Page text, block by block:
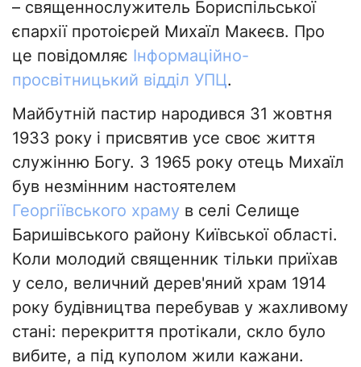
– священнослужитель Бориспільської
єпархії протоієрей Михаїл Макеєв. Про
це повідомляє Інформаційно-
просвітницький відділ УПЦ.
Майбутній пастир народився 31 жовтня
1933 року і присвятив усе своє життя
служінню Богу. З 1965 року отець Михаїл
був незмінним настоятелем
Георгіївського храму в селі Селище
Баришівського району Київської області.
Коли молодий священник тільки приїхав
у село, величний дерев'яний храм 1914
року будівництва перебував у жахливому
стані: перекриття протікали, скло було
вибите, а під куполом жили кажани.